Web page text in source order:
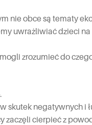
nie obce są tematy
uwrażliwiać dzieci
zrozumieć do
skutek negatywnych i
zaczęli cierpieć z